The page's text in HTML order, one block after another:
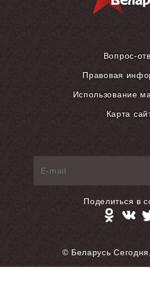
Вопрос-
Правовая
Использование
Карта
© Беларусь
Поделиться в